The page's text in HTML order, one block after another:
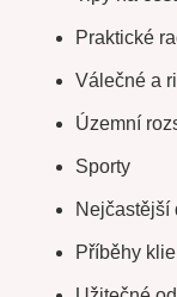
Praktické
Válečné a
Územní
Sporty
Nejčastější
Příběhy